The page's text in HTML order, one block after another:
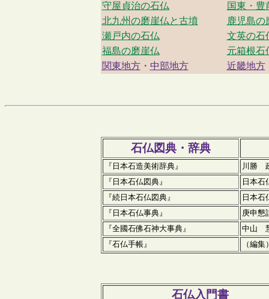
守屋貞治の石仏
国東・豊
北九州の磨崖仏と古墳
鹿児島の
瀬戸内の石仏
文英の石
福島の磨崖仏
元箱根石
関東地方・ 中部地方 近畿地方
石仏図典・辞典
『日本石造美術辞典』
川勝
『日本石仏図典』
日本石
『続日本石仏図典』
日本石
『日本石仏事典』
庚申懇
『全國石佛石神大事典』
中山
『石仏手帳』
（編
石仏入門書